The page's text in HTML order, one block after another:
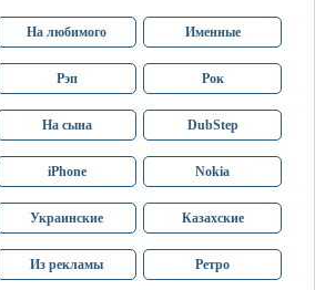
На любимого Именные
Рэп Рок
На сына DubStep
iPhone Nokia
Украинские Казахские
Из рекламы Ретро